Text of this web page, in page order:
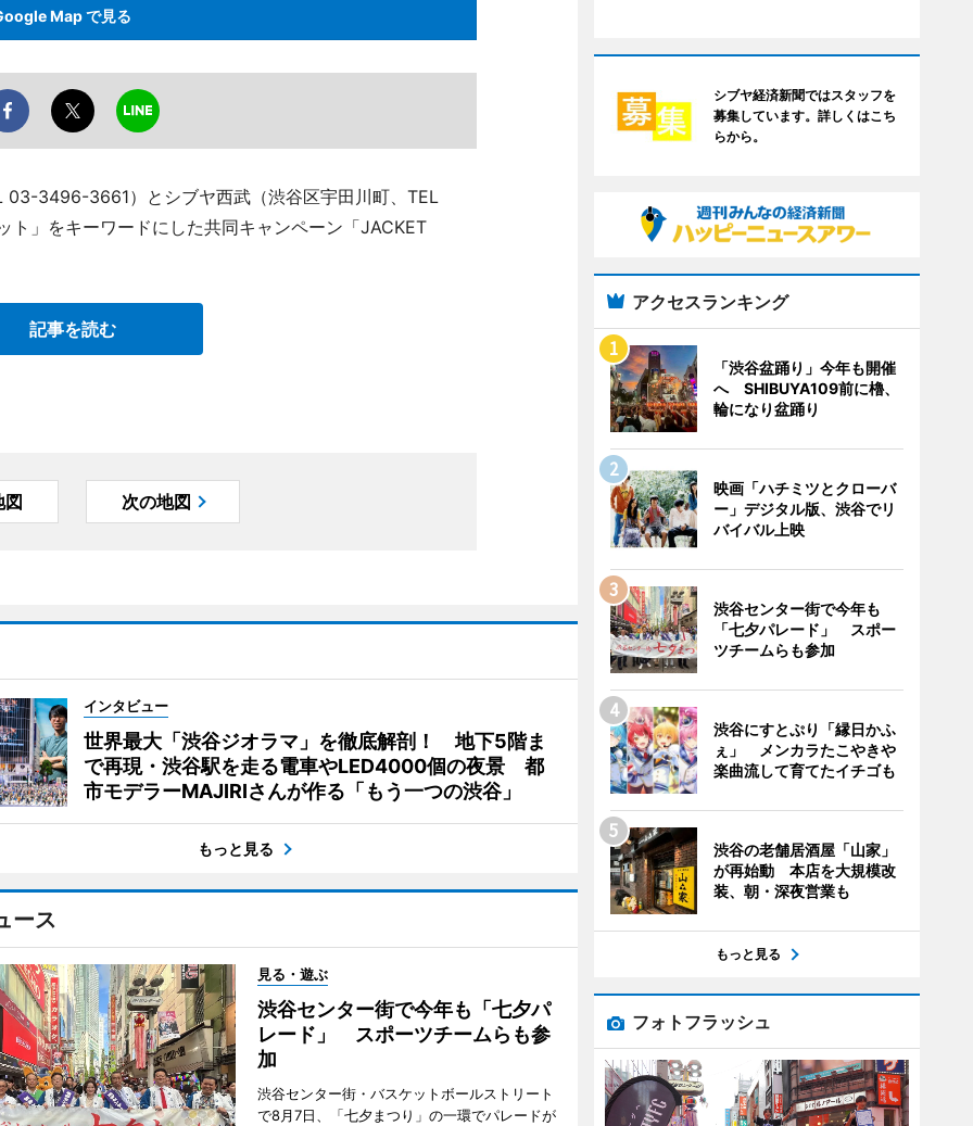
Map で見る
03-3496-3661）とシブヤ西武（渋谷区宇田川町、TEL
」をキーワードにした共同キャンペーン「JACKET
記事を読む
図 次の地図
インタビュー
世界最大「渋谷ジオラマ」を徹底解剖！ 地下5階ま
で再現・渋谷駅を走る電車やLED4000個の夜景 都
市モデラーMAJIRIさんが作る「もう一つの渋谷」
もっと見る
ース
見る・遊ぶ
渋谷センター街で今年も「七夕パ
レード」 スポーツチームらも参
加
渋谷センター街・バスケットボールストリート
で8月7日、「七夕まつり」の一環でパレードが
シブヤ経済新聞ではスタッフを
募集しています。詳しくはこち
らから。
アクセスランキング
「渋谷盆踊り」今年も開催
へ SHIBUYA109前に櫓、
輪になり盆踊り
映画「ハチミツとクローバ
ー」デジタル版、渋谷でリ
バイバル上映
渋谷センター街で今年も
「七夕パレード」 スポー
ツチームらも参加
渋谷にすとぷり「縁日かふ
ぇ」 メンカラたこやきや
楽曲流して育てたイチゴも
渋谷の老舗居酒屋「山家」
が再始動 本店を大規模改
装、朝・深夜営業も
もっと見る
フォトフラッシュ